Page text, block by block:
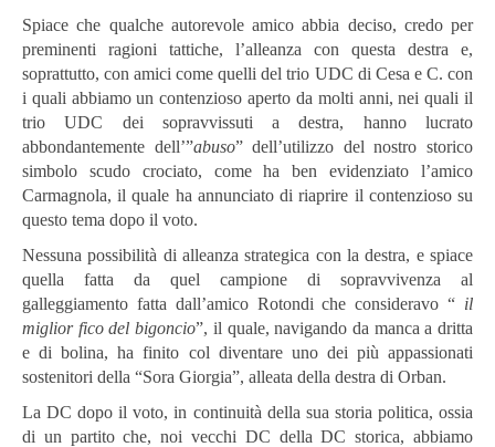
Spiace che qualche autorevole amico abbia deciso, credo per
preminenti ragioni tattiche, l’alleanza con questa destra e,
soprattutto, con amici come quelli del trio UDC di Cesa e C. con
i quali abbiamo un contenzioso aperto da molti anni, nei quali il
trio UDC dei sopravvissuti a destra, hanno lucrato
abbondantemente dell’”abuso” dell’utilizzo del nostro storico
simbolo scudo crociato, come ha ben evidenziato l’amico
Carmagnola, il quale ha annunciato di riaprire il contenzioso su
questo tema dopo il voto.
Nessuna possibilità di alleanza strategica con la destra, e spiace
quella fatta da quel campione di sopravvivenza al
galleggiamento fatta dall’amico Rotondi che consideravo “ il
miglior fico del bigoncio”, il quale, navigando da manca a dritta
e di bolina, ha finito col diventare uno dei più appassionati
sostenitori della “Sora Giorgia”, alleata della destra di Orban.
La DC dopo il voto, in continuità della sua storia politica, ossia
di un partito che, noi vecchi DC della DC storica, abbiamo